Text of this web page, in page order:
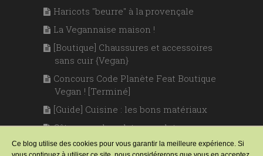
Haricots "beurre" à la provençale
La Vegannaise maison !
[Boutique] Chaussures et accessoires
sans cuir {Vegan}
Concours Code Planète Feat Boutique
Vegan ! [Terminé]
[Guide] Cuisine : les bons matériaux
Gâteau au chocolat sans gluten
Ce blog utilise des cookies pour vous garantir la meilleure expérience. Si